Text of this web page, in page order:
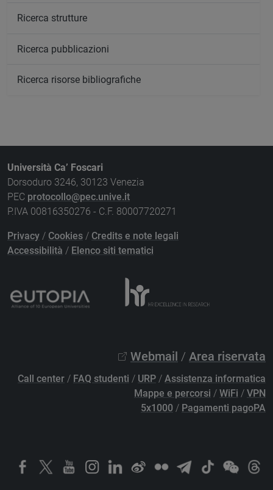
Ricerca strutture
Ricerca pubblicazioni
Ricerca risorse bibliografiche
Università Ca’ Foscari
Dorsoduro 3246, 30123 Venezia
PEC protocollo@pec.unive.it
P.IVA 00816350276 - C.F. 80007720271
Privacy / Cookies / Credits e note legali
Accessibilità / Elenco siti tematici
Webmail / Area riservata
Call center / FAQ studenti / URP / Assistenza informatica
Mappe e percorsi / WiFi / VPN
5x1000 / Pagamenti pagoPA